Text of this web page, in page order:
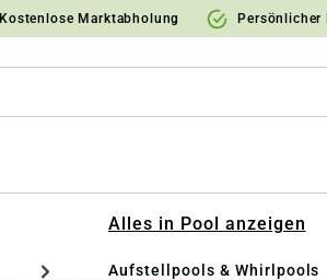
Kostenlose Marktabholung Persönlicher
Alles in Pool anzeigen
Aufstellpools & Whirlpools